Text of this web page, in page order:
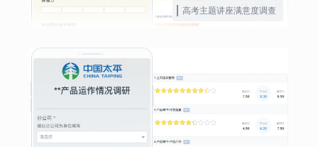
高考主题讲座满意度调查